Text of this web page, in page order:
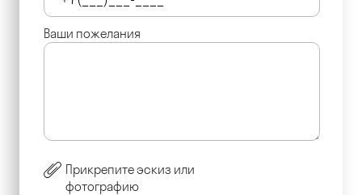
Ваши пожелания
Прикрепите эскиз или
фотографию